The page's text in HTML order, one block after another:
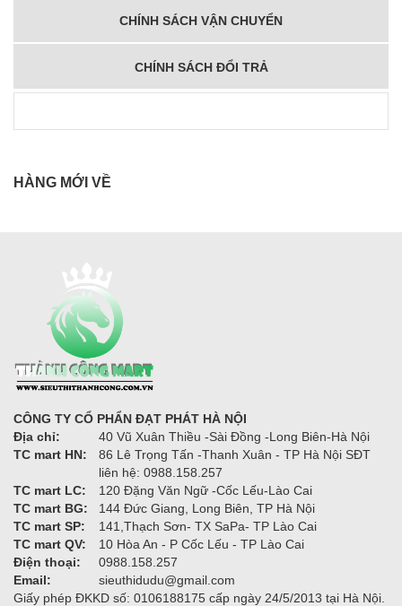
CHÍNH SÁCH VẬN CHUYỂN
CHÍNH SÁCH ĐỔI TRẢ
HÀNG MỚI VỀ
CÔNG TY CỔ PHẨN ĐẠT PHÁT HÀ NỘI
Địa chỉ:
40 Vũ Xuân Thiều -Sài Đồng -Long Biên-Hà Nội
TC mart HN:
86 Lê Trọng Tấn -Thanh Xuân - TP Hà Nội SĐT
liên hệ: 0988.158.257
TC mart LC:
120 Đặng Văn Ngữ -Cốc Lếu-Lào Cai
TC mart BG:
144 Đức Giang, Long Biên, TP Hà Nội
TC mart SP:
141,Thạch Sơn- TX SaPa- TP Lào Cai
TC mart QV:
10 Hòa An - P Cốc Lếu - TP Lào Cai
Điện thoại:
0988.158.257
Email:
sieuthidudu@gmail.com
Giấy phép ĐKKD số: 0106188175 cấp ngày 24/5/2013 tại Hà Nội.